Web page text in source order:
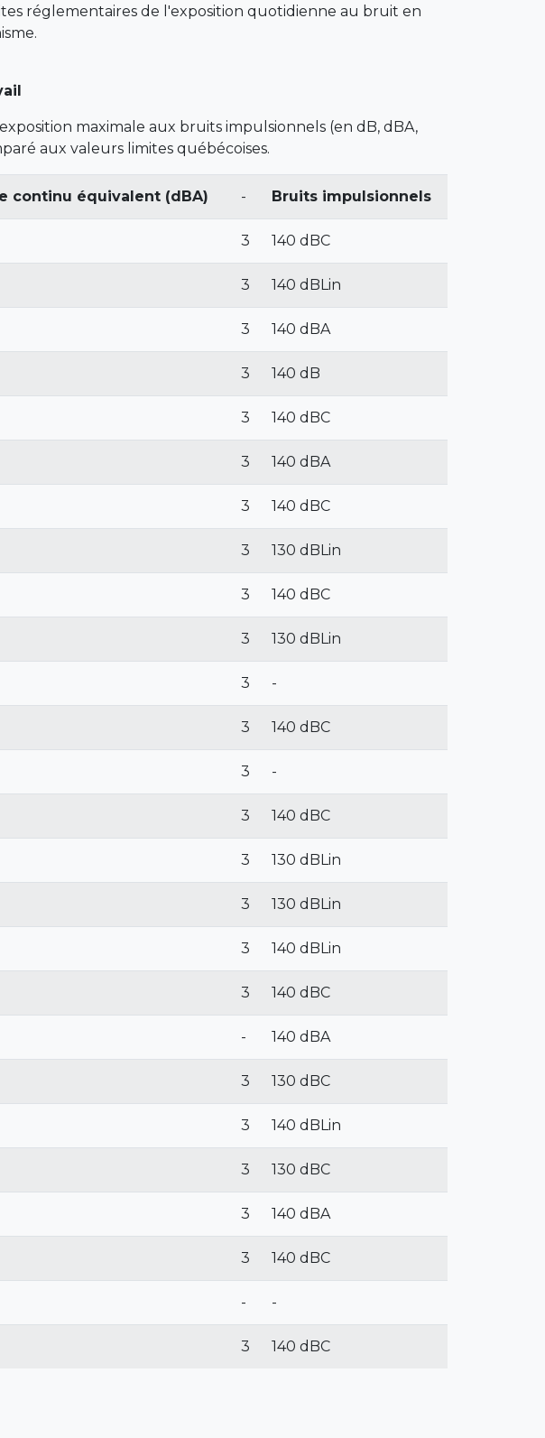
réglementaires de l'exposition quotidienne au bruit en
maximale aux bruits impulsionnels (en dB, dBA,
aux valeurs limites québécoises.
continu équivalent (dBA) - Bruits impulsionnels
3 140 dBC
3 140 dBLin
3 140 dBA
3 140 dB
3 140 dBC
3 140 dBA
3 140 dBC
3 130 dBLin
3 140 dBC
3 130 dBLin
3 -
3 140 dBC
3 -
3 140 dBC
3 130 dBLin
3 130 dBLin
3 140 dBLin
3 140 dBC
- 140 dBA
3 130 dBC
3 140 dBLin
3 130 dBC
3 140 dBA
3 140 dBC
- -
3 140 dBC